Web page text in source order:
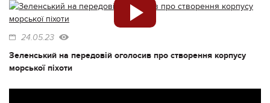
24.05.23
Зеленський на передовій оголосив про створення корпусу
морської піхоти